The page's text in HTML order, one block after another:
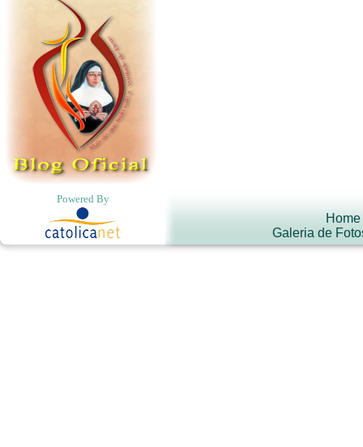
Powered By
Home
Galeria de